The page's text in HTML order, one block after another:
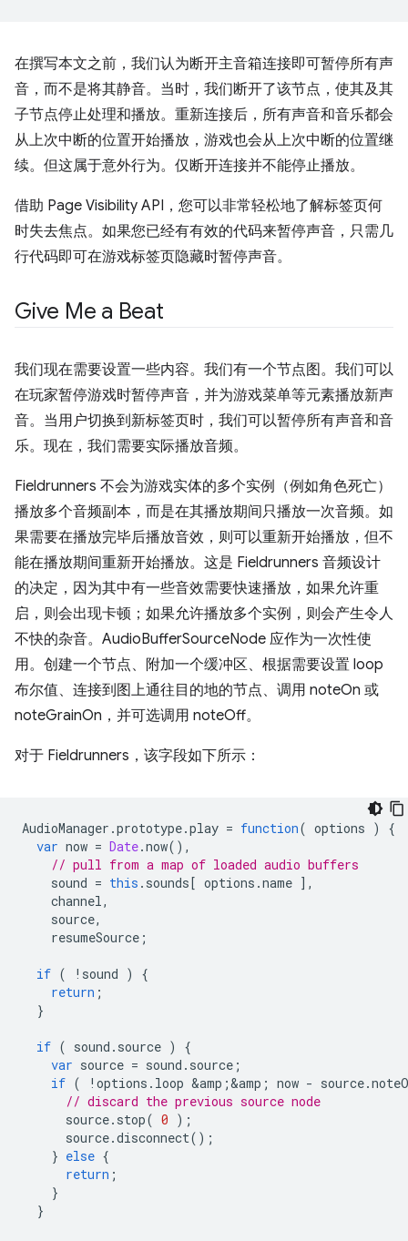
在撰写本文之前，我们认为断开主音箱连接即可暂停所有声
音，而不是将其静音。当时，我们断开了该节点，使其及其
子节点停止处理和播放。重新连接后，所有声音和音乐都会
从上次中断的位置开始播放，游戏也会从上次中断的位置继
续。但这属于意外行为。仅断开连接并不能停止播放。
借助 Page Visibility API，您可以非常轻松地了解标签页何
时失去焦点。如果您已经有有效的代码来暂停声音，只需几
行代码即可在游戏标签页隐藏时暂停声音。
Give Me a Beat
我们现在需要设置一些内容。我们有一个节点图。我们可以
在玩家暂停游戏时暂停声音，并为游戏菜单等元素播放新声
音。当用户切换到新标签页时，我们可以暂停所有声音和音
乐。现在，我们需要实际播放音频。
Fieldrunners 不会为游戏实体的多个实例（例如角色死亡）
播放多个音频副本，而是在其播放期间只播放一次音频。如
果需要在播放完毕后播放音效，则可以重新开始播放，但不
能在播放期间重新开始播放。这是 Fieldrunners 音频设计
的决定，因为其中有一些音效需要快速播放，如果允许重
启，则会出现卡顿；如果允许播放多个实例，则会产生令人
不快的杂音。AudioBufferSourceNode 应作为一次性使
用。创建一个节点、附加一个缓冲区、根据需要设置 loop
布尔值、连接到图上通往目的地的节点、调用 noteOn 或
noteGrainOn，并可选调用 noteOff。
对于 Fieldrunners，该字段如下所示：
AudioManager .prototype.play = function( options )
{
var now = Date.now(),
// pull from a map of loaded audio buffers
sound = this . sounds[ options .name ],
channel,
source,
resumeSource ;
if ( ! sound )
{
return ;
}
if ( sound . source )
{
var source = sound . source ;
if ( ! options . loop &amp ;&amp ; now - source.
// discard the previous source node
source. stop( 0 );
source.disconnect();
} else {
return ;
}
}